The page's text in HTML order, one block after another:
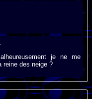
je ne me
reine des neige ?